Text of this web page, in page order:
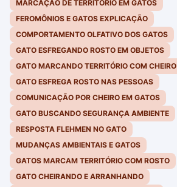
MARCAÇÃO DE TERRITÓRIO EM GATOS
FEROMÔNIOS E GATOS EXPLICAÇÃO
COMPORTAMENTO OLFATIVO DOS GATOS
GATO ESFREGANDO ROSTO EM OBJETOS
GATO MARCANDO TERRITÓRIO COM CHEIRO
GATO ESFREGA ROSTO NAS PESSOAS
COMUNICAÇÃO POR CHEIRO EM GATOS
GATO BUSCANDO SEGURANÇA AMBIENTE
RESPOSTA FLEHMEN NO GATO
MUDANÇAS AMBIENTAIS E GATOS
GATOS MARCAM TERRITÓRIO COM ROSTO
GATO CHEIRANDO E ARRANHANDO